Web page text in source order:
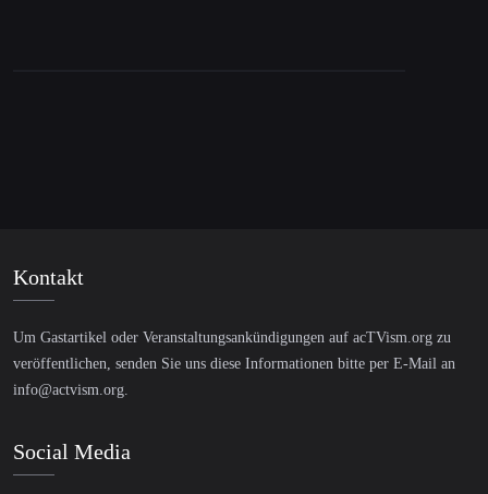
Kontakt
Um Gastartikel oder Veranstaltungsankündigungen auf acTVism.org zu
veröffentlichen, senden Sie uns diese Informationen bitte per E-Mail an
info@actvism.org
Social Media